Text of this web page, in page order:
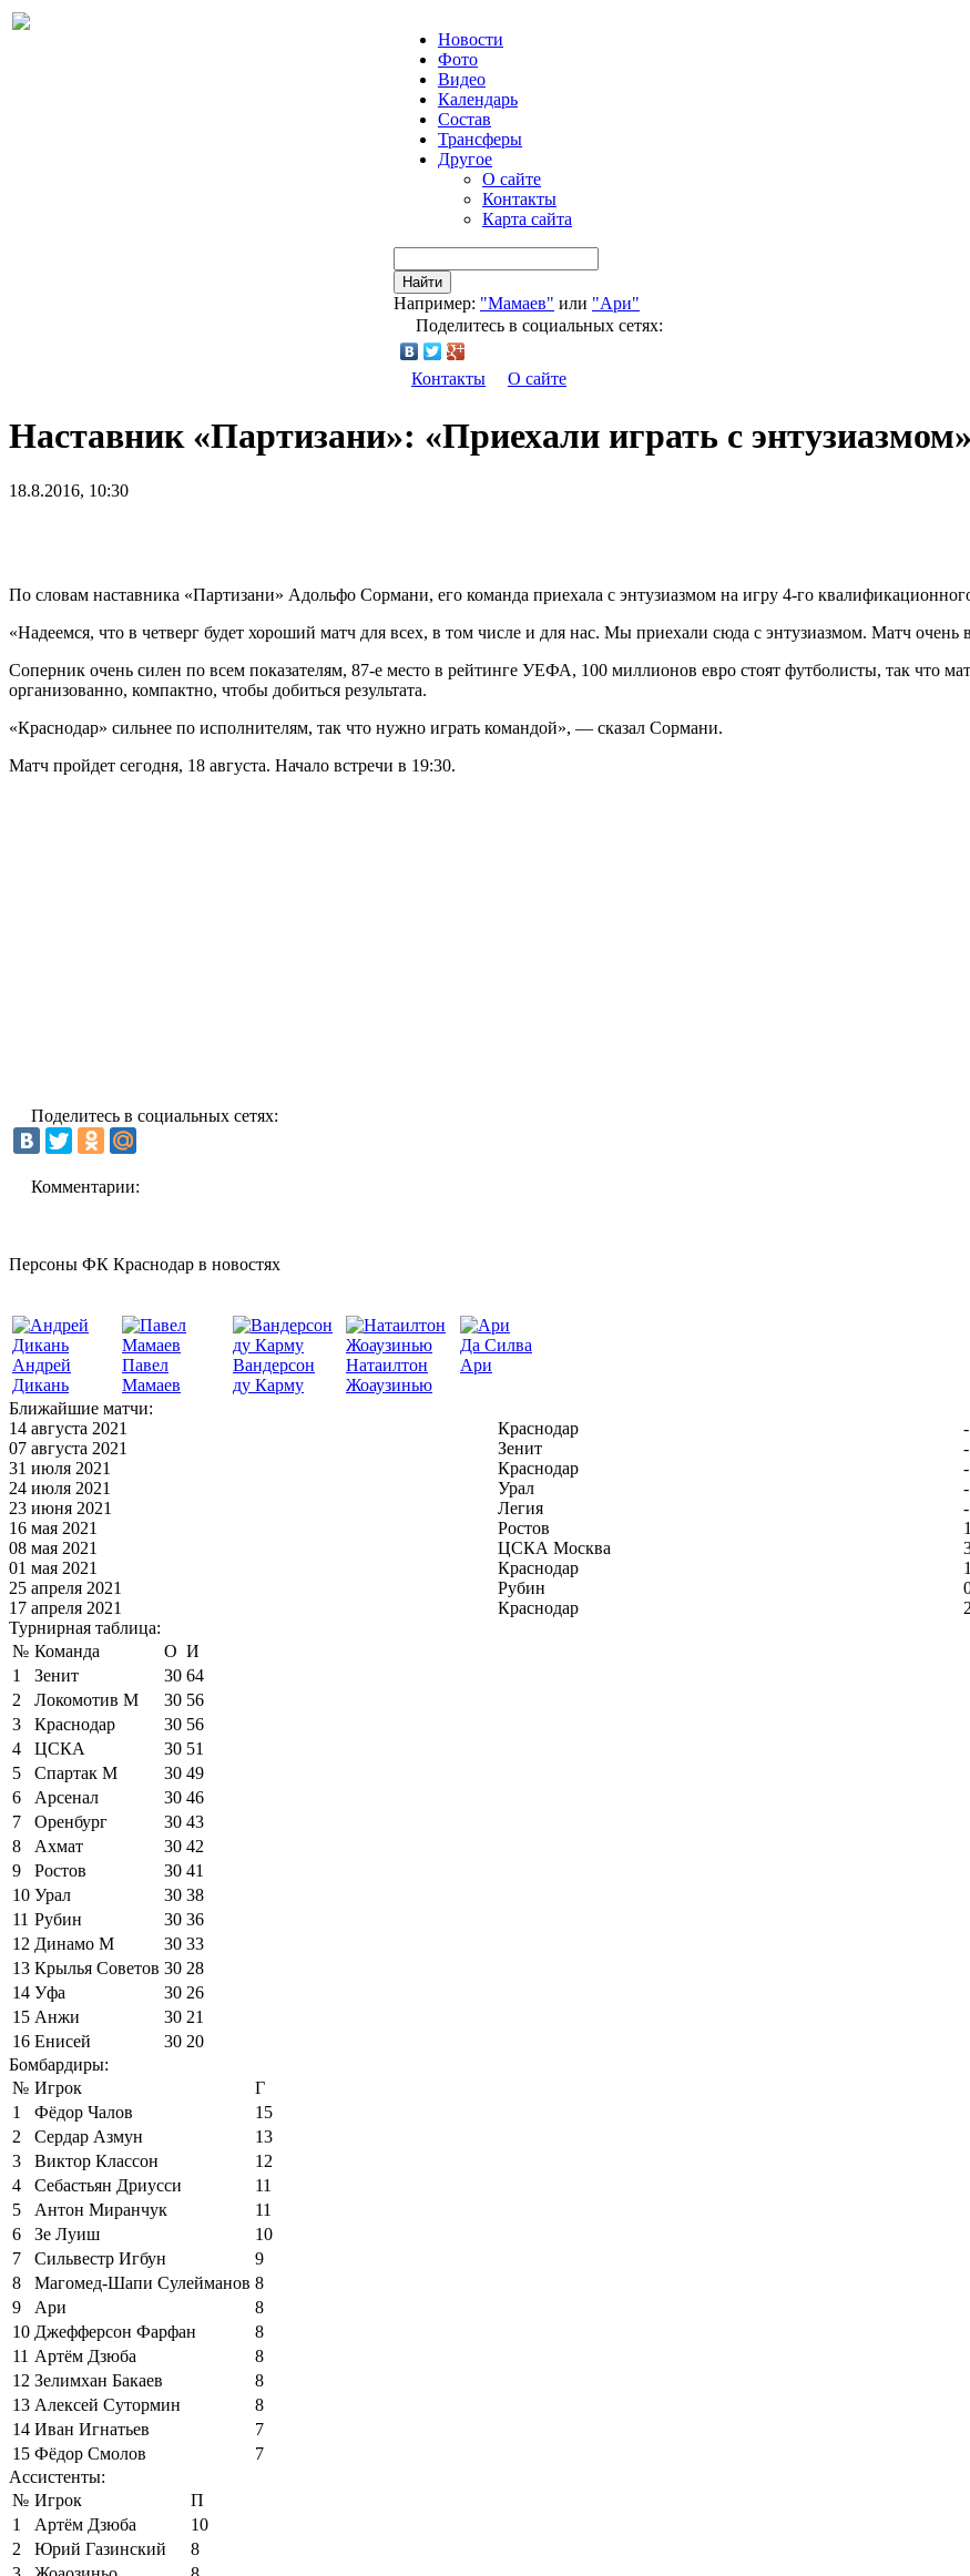
Новости
Фото
Видео
Календарь
Состав
Трансферы
Другое
О сайте
Контакты
Карта сайта
Найти
Например: "Мамаев" или "Ари"
Поделитесь в социальных сетях:
Контакты О сайте
Наставник «Партизани»: «Приехали играть с энтузиазмом»
18.8.2016, 10:30
По словам наставника «Партизани» Адольфо Сормани, его команда приехала с энтузиазмом на игру 4-го
«Надеемся, что в четверг будет хороший матч для всех, в том числе и для нас. Мы приехали сюда с энтузиазмом. Матч
Соперник очень силен по всем показателям, 87-е место в рейтинге УЕФА, 100 миллионов евро стоят футболисты, так что
организованно, компактно, чтобы добиться результата.
«Краснодар» сильнее по исполнителям, так что нужно играть командой», — сказал Сормани.
Матч пройдет сегодня, 18 августа. Начало встречи в 19:30.
Поделитесь в социальных сетях:
Комментарии:
Персоны ФК Краснодар в новостях
Андрей
Дикань
Павел
Мамаев
Вандерсон
ду Карму
Натаилтон
Жоаузинью
Да Силва
Ари
Ближайшие матчи:
14 августа 2021
Краснодар
07 августа 2021
Зенит
31 июля 2021
Краснодар
24 июля 2021
Урал
23 июня 2021
Легия
16 мая 2021
Ростов
08 мая 2021
ЦСКА Москва
01 мая 2021
Краснодар
25 апреля 2021
Рубин
17 апреля 2021
Краснодар
Турнирная таблица:
№ Команда О И
1
Зенит 30 64
2
Локомотив М 30 56
3
Краснодар 30 56
4
ЦСКА 30 51
5
Спартак М 30 49
6
Арсенал 30 46
7
Оренбург 30 43
8
Ахмат 30 42
9
Ростов 30 41
10 Урал 30 38
11 Рубин 30 36
12 Динамо М 30 33
13 Крылья Советов 30 28
14 Уфа 30 26
15 Анжи 30 21
16 Енисей 30 20
Бомбардиры:
№ Игрок
Г
1
Фёдор Чалов
15
2
Сердар Азмун
13
3
Виктор Классон
12
4
Себастьян Дриусси
11
5
Антон Миранчук
11
6
Зе Луиш
10
7
Сильвестр Игбун
9
8
Магомед-Шапи Сулейманов 8
9
Ари
8
10 Джефферсон Фарфан
8
11 Артём Дзюба
8
12 Зелимхан Бакаев
8
13 Алексей Сутормин
8
14 Иван Игнатьев
7
15 Фёдор Смолов
7
Ассистенты:
№ Игрок
П
1
Артём Дзюба
10
2
Юрий Газинский
8